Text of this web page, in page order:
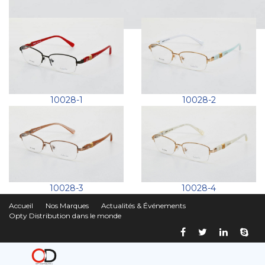
10028-1 10028-2
10028-3 10028-4
Accueil Nos Marques
Actualités & Événements
Opty Distribution dans le monde